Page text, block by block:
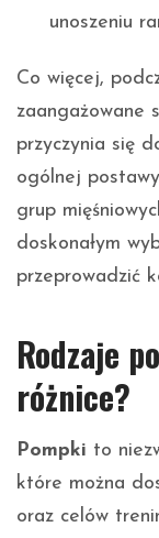
unoszeniu
Co więcej,
zaangażowane
przyczynia się
ogólnej
grup
doskonałym
przeprowadzić
Rodzaje
różnice?
Pompki to
które można
oraz celów